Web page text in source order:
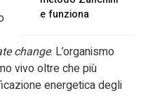
e funziona
change. L’organismo
vivo oltre che più
energetica degli